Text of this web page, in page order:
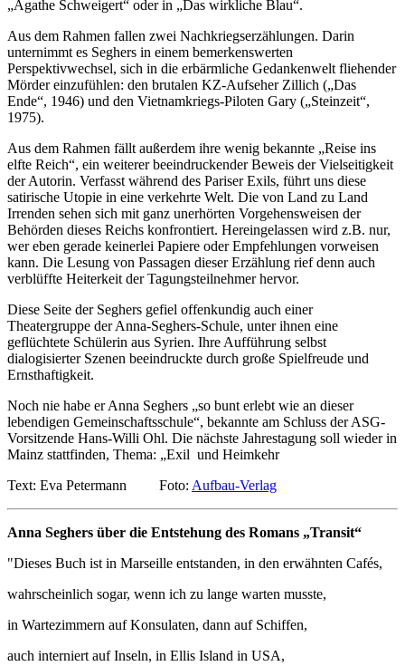
„Agathe Schweigert“ oder in „Das wirkliche Blau“.
Aus dem Rahmen fallen zwei Nachkriegserzählungen. Darin
unternimmt es Seghers in einem bemerkenswerten
Perspektivwechsel, sich in die erbärmliche Gedankenwelt fliehender
Mörder einzufühlen: den brutalen KZ-Aufseher Zillich („Das
Ende“, 1946) und den Vietnamkriegs-Piloten Gary („Steinzeit“,
1975).
Aus dem Rahmen fällt außerdem ihre wenig bekannte „Reise ins
elfte Reich“, ein weiterer beeindruckender Beweis der Vielseitigkeit
der Autorin. Verfasst während des Pariser Exils, führt uns diese
satirische Utopie in eine verkehrte Welt. Die von Land zu Land
Irrenden sehen sich mit ganz unerhörten Vorgehensweisen der
Behörden dieses Reichs konfrontiert. Hereingelassen wird z.B. nur,
wer eben gerade keinerlei Papiere oder Empfehlungen vorweisen
kann. Die Lesung von Passagen dieser Erzählung rief denn auch
verblüffte Heiterkeit der Tagungsteilnehmer hervor.
Diese Seite der Seghers gefiel offenkundig auch einer
Theatergruppe der Anna-Seghers-Schule, unter ihnen eine
geflüchtete Schülerin aus Syrien. Ihre Aufführung selbst
dialogisierter Szenen beeindruckte durch große Spielfreude und
Ernsthaftigkeit.
Noch nie habe er Anna Seghers „so bunt erlebt wie an dieser
lebendigen Gemeinschaftsschule“, bekannte am Schluss der ASG-
Vorsitzende Hans-Willi Ohl. Die nächste Jahrestagung soll wieder in
Mainz stattfinden, Thema: „Exil und Heimkehr
Text: Eva Petermann Foto: Aufbau-Verlag
Anna Seghers über die Entstehung des Romans „Transit“
"Dieses Buch ist in Marseille entstanden, in den erwähnten Cafés,
wahrscheinlich sogar, wenn ich zu lange warten musste,
in Wartezimmern auf Konsulaten, dann auf Schiffen,
auch interniert auf Inseln, in Ellis Island in USA,